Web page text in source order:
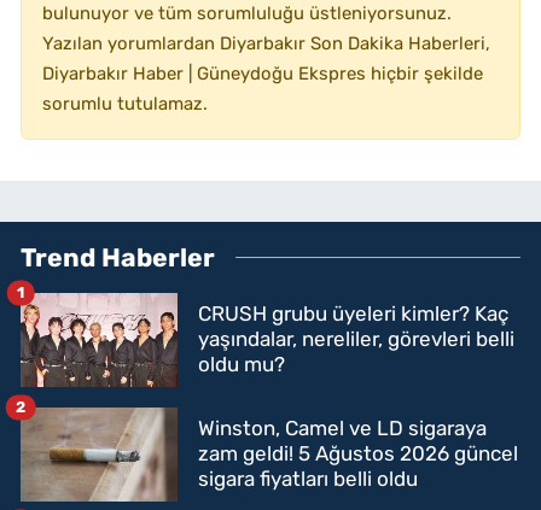
bulunuyor ve tüm sorumluluğu üstleniyorsunuz.
Yazılan yorumlardan Diyarbakır Son Dakika Haberleri,
Diyarbakır Haber | Güneydoğu Ekspres hiçbir şekilde
sorumlu tutulamaz.
Trend Haberler
CRUSH grubu üyeleri kimler? Kaç
yaşındalar, nereliler, görevleri belli
oldu mu?
1
Winston, Camel ve LD sigaraya
zam geldi! 5 Ağustos 2026 güncel
sigara fiyatları belli oldu
2